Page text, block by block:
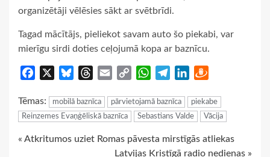
organizētāji vēlēsies sākt ar svētbrīdi.
Tagad mācītājs, pieliekot savam auto šo piekabi, var
mierīgu sirdi doties ceļojumā kopa ar baznīcu.
Facebook BlueskyThreads
Email
Copy
WhatsApp
TelegramLinkedIn
Tēmas: mobilā baznīca pārvietojamā baznīca
piekabe
Reinzemes Evaņģēliskā baznīca
Sebastians Valde Vācija
Continue
« Atkritumos uziet Romas pāvesta mirstīgās atliekas
Latvijas Kristīgā radio nedienas »